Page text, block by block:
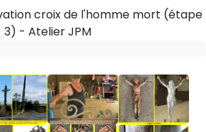
croix de l'homme mort (étape
3) - Atelier JPM